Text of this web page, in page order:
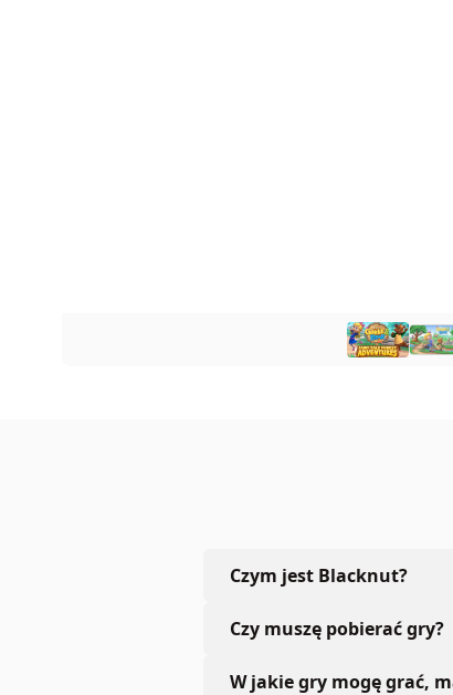
Czym jest Blacknut?
Czy muszę pobierać gry?
W jakie gry mogę grać,